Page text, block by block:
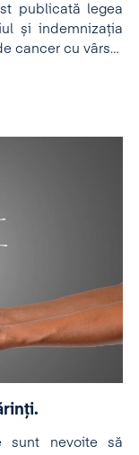
publicată legea
și indemnizația
cancer cu vârstă
sunt nevoite să